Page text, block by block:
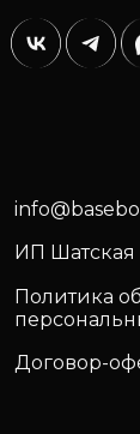
ИП Шатская
Политика
Договор-